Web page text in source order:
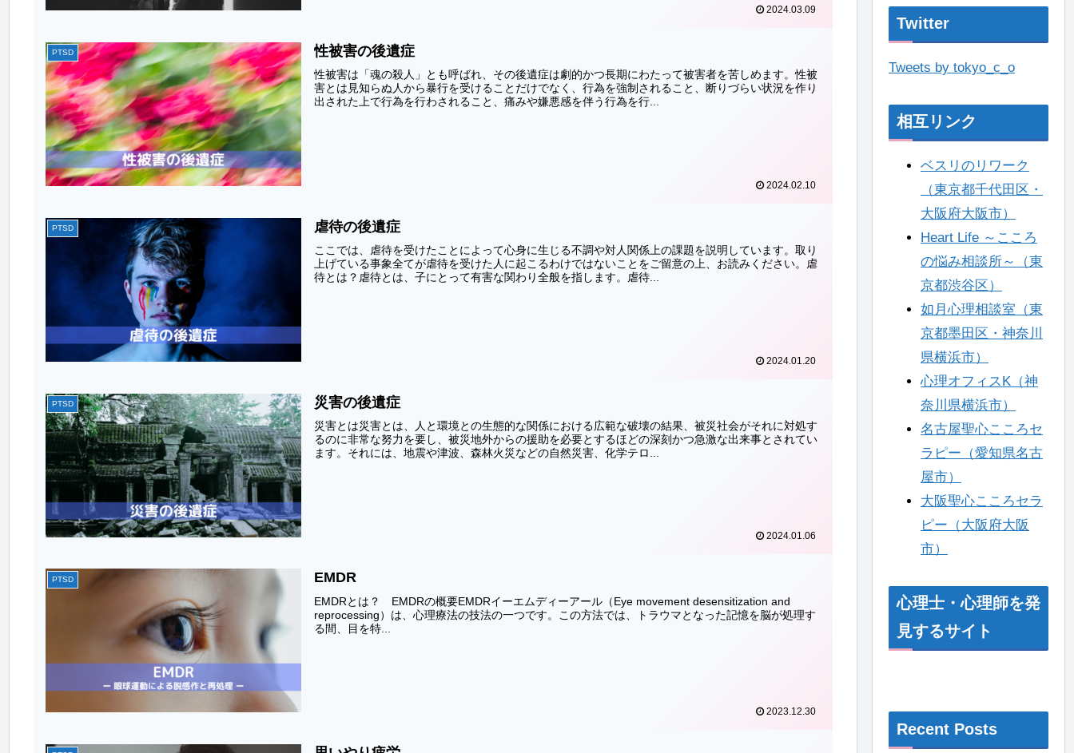
2024.03.09
PTSD 性被害の後遺症
性被害は「魂の殺人」とも呼ばれ、その後遺症は劇的かつ長期にわたって被害者を苦しめます。性被
害とは見知らぬ人から暴行を受けることだけでなく、行為を強制されること、断りづらい状況を作り
出された上で行為を行わされること、痛みや嫌悪感を伴う行為を行...
2024.02.10
PTSD 虐待の後遺症
ここでは、虐待を受けたことによって心身に生じる不調や対人関係上の課題を説明しています。取り
上げている事象全てが虐待を受けた人に起こるわけではないことをご留意の上、お読みください。虐
待とは？虐待とは、子にとって有害な関わり全般を指します。虐待...
2024.01.20
PTSD 災害の後遺症
災害とは災害とは、人と環境との生態的な関係における広範な破壊の結果、被災社会がそれに対処す
るのに非常な努力を要し、被災地外からの援助を必要とするほどの深刻かつ急激な出来事とされてい
ます。それには、地震や津波、森林火災などの自然災害、化学テロ...
2024.01.06
PTSD EMDR
EMDRとは？ EMDRの概要EMDRイーエムディーアール（Eye movement desensitization and
reprocessing）は、心理療法の技法の一つです。この方法では、トラウマとなった記憶を脳が処理す
る間、目を特...
2023.12.30
Twitter
Tweets by tokyo_c_o
相互リンク
ベスリのリワーク
（東京都千代田区・
大阪府大阪市）
Heart Life ～こころ
の悩み相談所～（東
京都渋谷区）
如月心理相談室（東
京都墨田区・神奈川
県横浜市）
心理オフィスK（神
奈川県横浜市）
名古屋聖心こころセ
ラピー（愛知県名古
屋市）
大阪聖心こころセラ
ピー（大阪府大阪
市）
心理士・心理師を発
見するサイト
Recent Posts